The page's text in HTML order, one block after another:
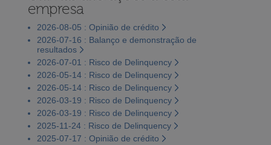
empresa
2026-08-05 : Opinião de crédito
2026-07-16 : Balanço e demonstração de
resultados
2026-07-01 : Risco de Delinquency
2026-05-14 : Risco de Delinquency
2026-05-14 : Risco de Delinquency
2026-03-19 : Risco de Delinquency
2026-03-19 : Risco de Delinquency
2025-11-24 : Risco de Delinquency
2025-07-17 : Opinião de crédito